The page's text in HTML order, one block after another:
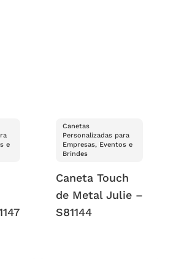
e
Canetas
Personalizadas para
Empresas, Eventos e
Brindes
Caneta Touch
de Metal Julie –
S81144